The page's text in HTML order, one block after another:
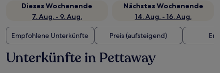
Dieses Wochenende
7. Aug. - 9. Aug.
Nächstes Wochenende
14. Aug. - 16. Aug.
Empfohlene Unterkünfte Preis (aufsteigend)
Unterkünfte in Pettaway